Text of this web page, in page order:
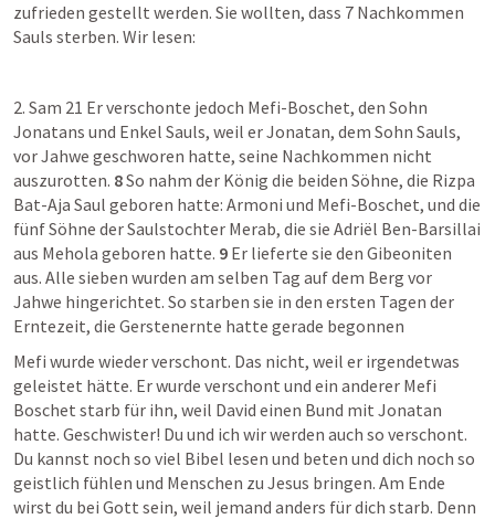
zufrieden gestellt werden. Sie wollten, dass 7 Nachkommen
Sauls sterben. Wir lesen:
2. Sam 21 Er verschonte jedoch Mefi-Boschet, den Sohn
Jonatans und Enkel Sauls, weil er Jonatan, dem Sohn Sauls,
vor Jahwe geschworen hatte, seine Nachkommen nicht
auszurotten. 8 So nahm der König die beiden Söhne, die Rizpa
Bat-Aja Saul geboren hatte: Armoni und Mefi-Boschet, und die
fünf Söhne der Saulstochter Merab, die sie Adriël Ben-Barsillai
aus Mehola geboren hatte. 9 Er lieferte sie den Gibeoniten
aus. Alle sieben wurden am selben Tag auf dem Berg vor
Jahwe hingerichtet. So starben sie in den ersten Tagen der
Erntezeit, die Gerstenernte hatte gerade begonnen
Mefi wurde wieder verschont. Das nicht, weil er irgendetwas
geleistet hätte. Er wurde verschont und ein anderer Mefi
Boschet starb für ihn, weil David einen Bund mit Jonatan
hatte. Geschwister! Du und ich wir werden auch so verschont.
Du kannst noch so viel Bibel lesen und beten und dich noch so
geistlich fühlen und Menschen zu Jesus bringen. Am Ende
wirst du bei Gott sein, weil jemand anders für dich starb. Denn